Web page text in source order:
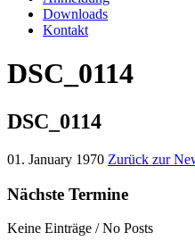
Downloads
Kontakt
DSC_0114
DSC_0114
01. January 1970 Zurück zur
Nächste Termine
Keine Einträge / No Posts